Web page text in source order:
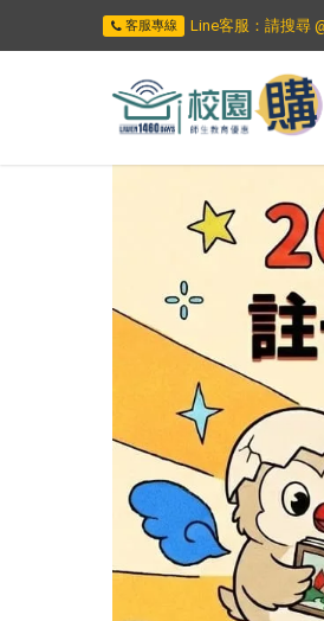
客服專線 Line客服：請搜尋